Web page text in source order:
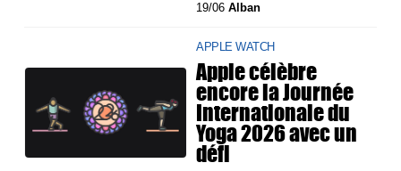
19/06Alban
APPLE WATCH
Apple célèbre
encore la Journée
Internationale du
Yoga 2026 avec un
défi